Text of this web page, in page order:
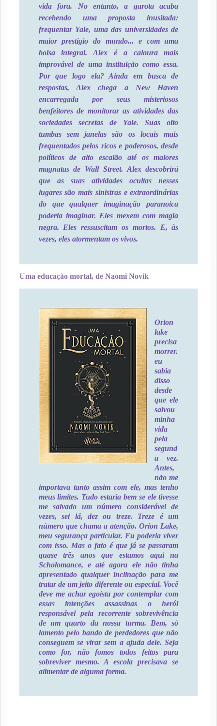
vida fora. No entanto, a garota acaba
recebendo uma proposta inusitada:
frequentar Yale, uma das universidades de
maior prestígio do mundo... e com uma
bolsa integral. Alex é a caloura mais
improvável de uma instituição como essa.
Por que logo ela? Ainda em busca de
respostas, Alex chega a New Haven
encarregada por seus misteriosos
benfeitores de monitorar as atividades das
sociedades secretas de Yale. Suas oito
tumbas sem janelas são os locais mais
frequentados pelos ricos e poderosos, desde
políticos de alto escalão até os maiores
magnatas de Wall Street. Alex descobrirá
que as suas atividades ocultas nesses
lugares são mais sinistras e extraordinárias
do que qualquer imaginação paranoica
poderia imaginar. Eles mexem com magia
negra. Eles ressuscitam os mortos. E, às
vezes, eles atormentam os vivos.
Uma educação mortal, de Naomi Novik
Orion
lake
precisa
morrer.
eu
sabia
disso
desde
que ele
salvou
minha
vida
pela
segund
a vez.
Antes,
não me
importava tanto assim com ele, mas tenho
meus limites. Tudo estaria bem se ele tivesse
me salvado um número considerável de
vezes, sei lá, dez ou treze. Treze é um
número que chama a atenção. Orion Lake,
meu segurança particular. Eu poderia viver
com isso. Mas o fato é que já se passaram
quase três anos que estamos aqui na
Scholomance, e até agora ele não tinha
apresentado qualquer inclinação para me
tratar de um jeito diferente ou especial. Você
deve me achar egoísta por contemplar com
essas intenções assassinas o herói
responsável pela recorrente sobrevivência
de um quarto da nossa turma. Bem, só
lamento pelo bando de perdedores que não
conseguem se virar sem a ajuda dele. Seja
como for, não fomos todos feitos para
sobreviver mesmo. A escola precisava se
alimentar de alguma forma.